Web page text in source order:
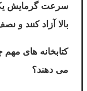
سرعت گرمایش
بالا آزاد کنند و
کتابخانه های مهم
می دهند؟